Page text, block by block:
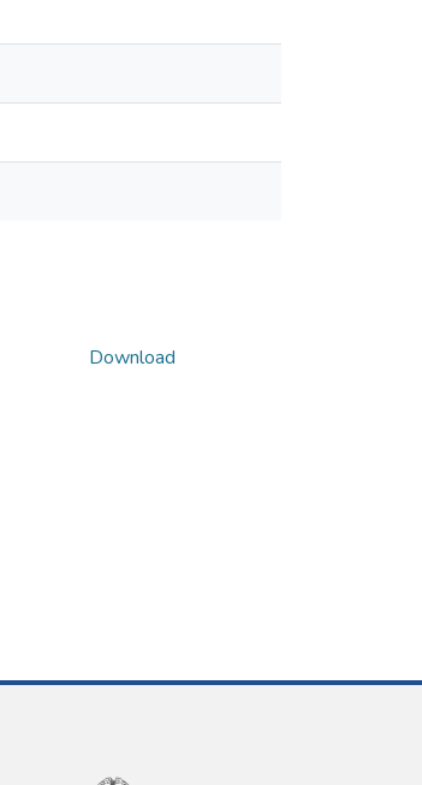
Download